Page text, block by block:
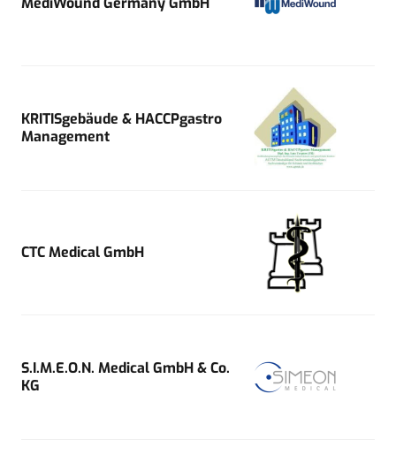
KRITISgebäude & HACCPgastro
Management
CTC Medical GmbH
S.I.M.E.O.N. Medical GmbH & Co.
KG